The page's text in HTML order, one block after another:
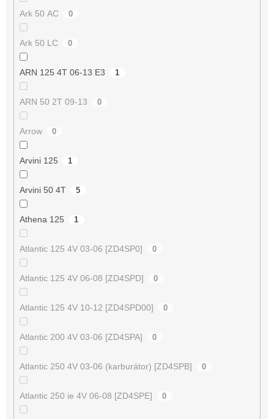
Ark 50 AC 0
Ark 50 LC 0
ARN 125 4T 06-13 E3 1
ARN 50 2T 09-13 0
Arrow 0
Arvini 125 1
Arvini 50 4T 5
Athena 125 1
Atlantic 125 4V 03-06 [ZD4SP0] 0
Atlantic 125 4V 06-08 [ZD4SPD] 0
Atlantic 125 4V 10-12 [ZD4SPD00] 0
Atlantic 200 4V 03-06 [ZD4SPA] 0
Atlantic 250 4V 03-06 (karburátor) [ZD4SPB] 0
Atlantic 250 ie 4V 06-08 [ZD4SPE] 0